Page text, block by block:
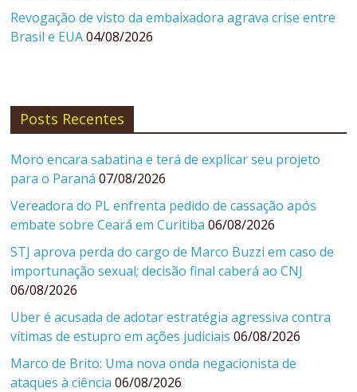
Revogação de visto da embaixadora agrava crise entre
Brasil e EUA 04/08/2026
Posts Recentes
Moro encara sabatina e terá de explicar seu projeto
para o Paraná 07/08/2026
Vereadora do PL enfrenta pedido de cassação após
embate sobre Ceará em Curitiba 06/08/2026
STJ aprova perda do cargo de Marco Buzzi em caso de
importunação sexual; decisão final caberá ao CNJ
06/08/2026
Uber é acusada de adotar estratégia agressiva contra
vítimas de estupro em ações judiciais 06/08/2026
Marco de Brito: Uma nova onda negacionista de
ataques à ciência 06/08/2026